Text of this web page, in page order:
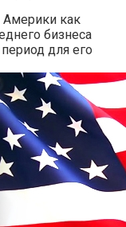
как
бизнеса
для его